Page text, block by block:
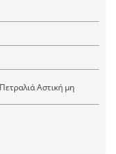
Αστική μη